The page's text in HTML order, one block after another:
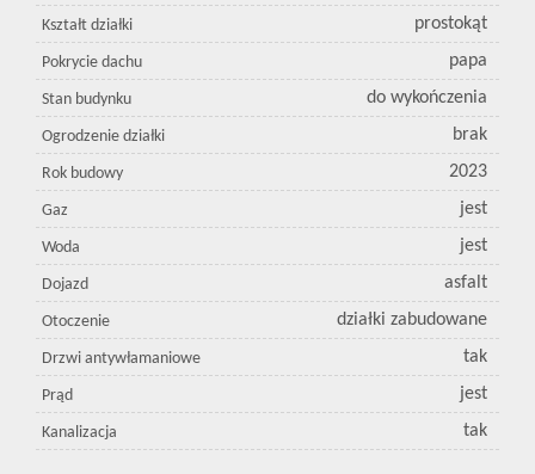
Kształt działki prostokąt
Pokrycie dachu papa
Stan budynku do wykończenia
Ogrodzenie działki brak
Rok budowy 2023
Gaz jest
Woda jest
Dojazd asfalt
Otoczenie działki zabudowane
Drzwi antywłamaniowe tak
Prąd jest
Kanalizacja tak